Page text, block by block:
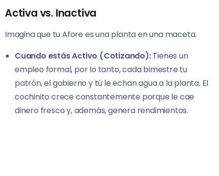
Activa vs. Inactiva
Imagina que tu Afore es una planta en una maceta.
Cuando estás Activo (Cotizando):Tienes un
empleo formal, por lo tanto, cada bimestre tu
patrón, el gobierno y tú le echan agua a la planta. El
cochinito crece constantemente porque le cae
dinero fresco y, además, genera rendimientos.